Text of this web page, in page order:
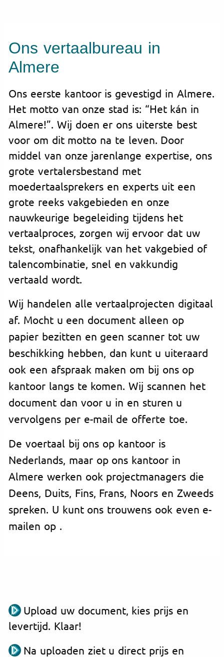
Ons vertaalbureau in
Almere
Ons eerste kantoor is gevestigd in Almere.
Het motto van onze stad is: “Het kán in
Almere!”. Wij doen er ons uiterste best
voor om dit motto na te leven. Door
middel van onze jarenlange expertise, ons
grote vertalersbestand met
moedertaalsprekers en experts uit een
grote reeks vakgebieden en onze
nauwkeurige begeleiding tijdens het
vertaalproces, zorgen wij ervoor dat uw
tekst, onafhankelijk van het vakgebied of
talencombinatie, snel en vakkundig
vertaald wordt.
Wij handelen alle vertaalprojecten digitaal
af. Mocht u een document alleen op
papier bezitten en geen scanner tot uw
beschikking hebben, dan kunt u uiteraard
ook een afspraak maken om bij ons op
kantoor langs te komen. Wij scannen het
document dan voor u in en sturen u
vervolgens per e-mail de offerte toe.
De voertaal bij ons op kantoor is
Nederlands, maar op ons kantoor in
Almere werken ook projectmanagers die
Deens, Duits, Fins, Frans, Noors en Zweeds
spreken. U kunt ons trouwens ook even e-
mailen op .
Upload uw document, kies prijs en
levertijd. Klaar!
Na uploaden ziet u direct prijs en